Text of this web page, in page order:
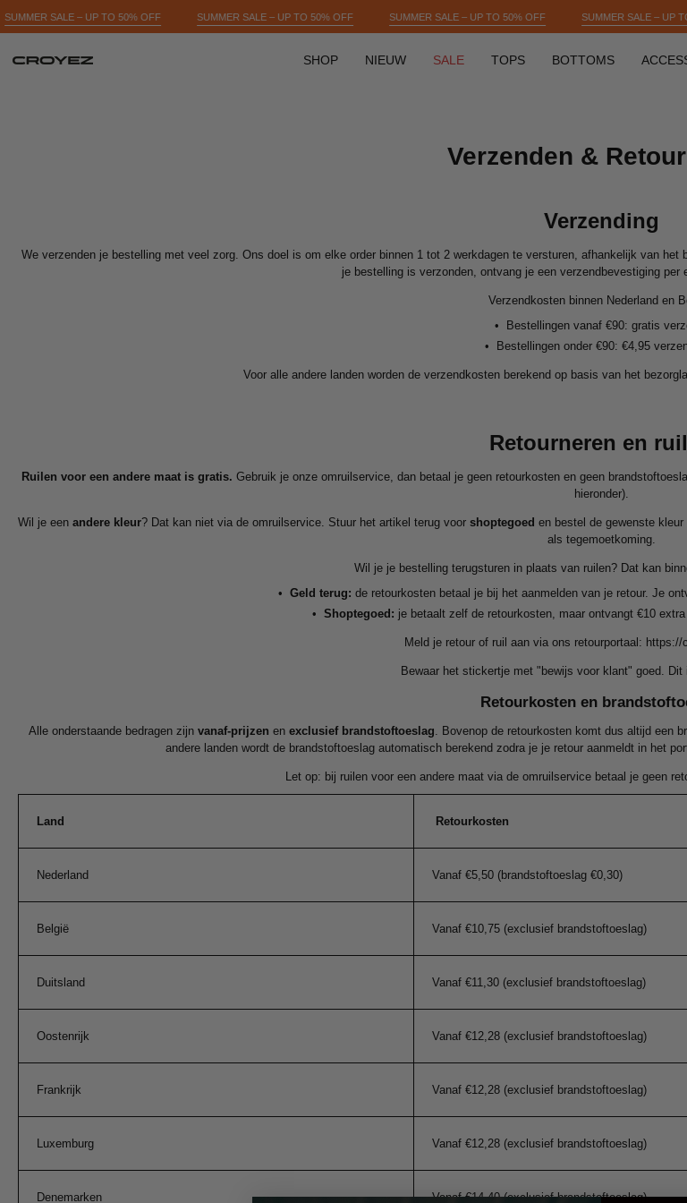
Skip
to
content
SUMMER SALE – UP TO 50% OFF SUMMER SALE – UP TO 50% OFF SUMMER SALE – UP TO 50% OFF SUMMER SALE
SHOP NIEUW SALE TOPS BOTTOMS
Verzenden &
Verzending
We verzenden je bestelling met veel zorg. Ons doel is om elke order binnen 1 tot 2 werkdagen te versturen, afhankelijk van
je bestelling is verzonden, ontvang je een verzendbevestiging per
Verzendkosten binnen Nederland en
•
Bestellingen vanaf €90: gratis
•
Bestellingen onder €90: €4,95
Voor alle andere landen worden de verzendkosten berekend op basis van het
Retourneren en
Ruilen voor een andere maat is gratis. Gebruik je onze omruilservice, dan betaal je geen retourkosten en geen
hieronder).
Wil je een andere kleur? Dat kan niet via de omruilservice. Stuur het artikel terug voor shoptegoed en bestel de gewenste
als tegemoetkoming.
Wil je je bestelling terugsturen in plaats van ruilen? Dat kan
•
Geld terug: de retourkosten betaal je bij het aanmelden van je retour. Je
•
Shoptegoed: je betaalt zelf de retourkosten, maar ontvangt €10
Meld je retour of ruil aan via ons retourportaal: https://
Bewaar het stickertje met "bewijs voor klant" goed. Dit
Retourkosten en
Alle onderstaande bedragen zijn vanaf-prijzen en exclusief brandstoftoeslag. Bovenop de retourkosten komt dus altijd een
andere landen wordt de brandstoftoeslag automatisch berekend zodra je je retour aanmeldt in het
Let op: bij ruilen voor een andere maat via de omruilservice betaal je geen
Land Retourkosten
Nederland Vanaf €5,50 (brandstoftoeslag €0,30)
België Vanaf €10,75 (exclusief brandstoftoeslag)
Duitsland Vanaf €11,30 (exclusief brandstoftoeslag)
Oostenrijk Vanaf €12,28 (exclusief brandstoftoeslag)
Frankrijk Vanaf €12,28 (exclusief brandstoftoeslag)
Luxemburg Vanaf €12,28 (exclusief brandstoftoeslag)
Denemarken Vanaf €14,40 (exclusief brandstoftoeslag)